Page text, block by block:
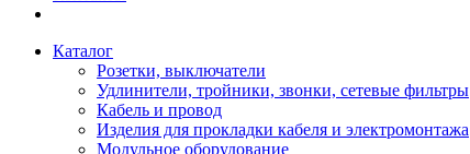
Каталог
Розетки, выключатели
Удлинители, тройники, звонки, сетевые фильтры
Кабель и провод
Изделия для прокладки кабеля и электромонтажа
Модульное оборудование